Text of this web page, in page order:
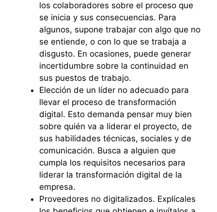
los colaboradores sobre el proceso que
se inicia y sus consecuencias. Para
algunos, supone trabajar con algo que no
se entiende, o con lo que se trabaja a
disgusto. En ocasiones, puede generar
incertidumbre sobre la continuidad en
sus puestos de trabajo.
Elección de un líder no adecuado para
llevar el proceso de transformación
digital. Esto demanda pensar muy bien
sobre quién va a liderar el proyecto, de
sus habilidades técnicas, sociales y de
comunicación. Busca a alguien que
cumpla los requisitos necesarios para
liderar la transformación digital de la
empresa.
Proveedores no digitalizados. Explícales